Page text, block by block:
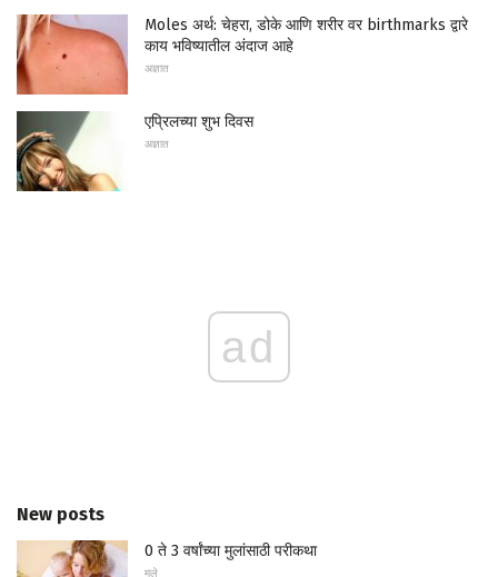
Moles अर्थ: चेहरा, डोके आणि शरीर वर birthmarks द्वारे
काय भविष्यातील अंदाज आहे
अज्ञात
एप्रिलच्या शुभ दिवस
अज्ञात
ad
New posts
0 ते 3 वर्षांच्या मुलांसाठी परीकथा
मुले